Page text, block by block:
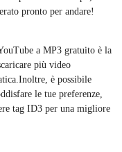
pronto per andare!
a MP3 gratuito è la
più video
è possibile
le tue preferenze,
tag ID3 per una migliore